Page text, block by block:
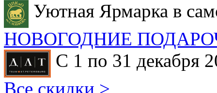
Уютная Ярмарка в
НОВОГОДНИЕ
С 1 по 31 декабря
Все скидки >